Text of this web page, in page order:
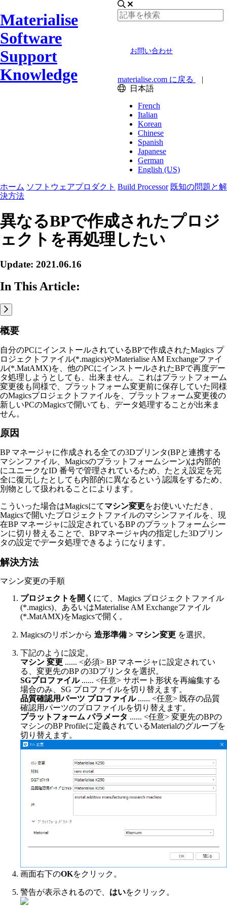
Materialise
Software
Support
Knowledge
お問い合わせ
materialise.com に戻る
|
日本語
French
Italian
Korean
Chinese
Spanish
Japanese
German
English (US)
ホーム ソフトウェアプロダクト Build Processor 既知の問題と解
決方法
異なるBPで作成されたプロジ
ェクトを再処理したい
Update: 2021.06.16
In This Article:
概要
自分のPCにインストールされているBPで作成されたMagics プ
ロジェクトファイル(*.magics)やMaterialise AM Exchangeファイ
ル(*.MatAMX)を、他のPCにインストールされたBPで再度デー
タ処理しようとしても、出来ません。これはプラットフォーム
変更後も同様で、プラットフォーム変更前に保存していた同様
のMagicsプロジェクトファイルを、プラットフォーム変更後の
新しいPCのMagicsで開いても、データ処理することが出来ま
せん。
原因
BP マネージャに作成される全ての3Dプリンタ(BPと連携する
マシンファイル、Magicsのプラットフォームシーン)は内部的
にユニークなID 番号で管理されているため、たとえ設定を完
全に復元したとしても内部的に異なるという認識をするため、
別物として扱われることによります。
こういった場合はMagicsにてマシン変更をお使いいただき、
Magicsで開いたプロジェクトファイルのマシンファイルを、現
在BP マネージャに設定されているBP のプラットフォームシー
ンに切り替えることで、BPマネージャ内の指定した3Dプリン
タの設定でデータ処理できるようになります。
解決方法
マシン変更の手順
プロジェクトを開く にて、Magics プロジェクトファイル
(*.magics)、あるいはMaterialise AM Exchangeファイル
(*.MatAMX)をMagicsで開く。
Magicsのリボンから 造形準備 > マシン変更 を選択。
下記のように設定。
マシン 変更 ...... <必須> BP マネージャに設定されてい
る、変更先のBP の3Dプリンタを選択。
SGプロファイル...... <任意> サポート形状を再編集する
場合のみ、SG プロファイルを切り替えます。
品質確認用パーツ プロファイル...... <任意> 既存の品質
確認用パーツのプロファイルを切り替えます。
プラットフォーム パラメータ ...... <任意> 変更先のBPの
マシンのBP Profileに定義されているMaterialのグループを
切り替えます。
画面右下のOKをクリック。
警告が表示されるので、 はいをクリック。